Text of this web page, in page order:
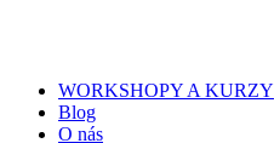
WORKSHOPY A KURZY
Blog
O nás